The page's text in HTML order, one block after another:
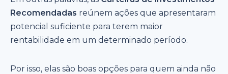
Recomendadas reúnem ações que apresentaram
potencial suficiente para terem maior
rentabilidade em um determinado período.
Por isso, elas são boas opções para quem ainda não